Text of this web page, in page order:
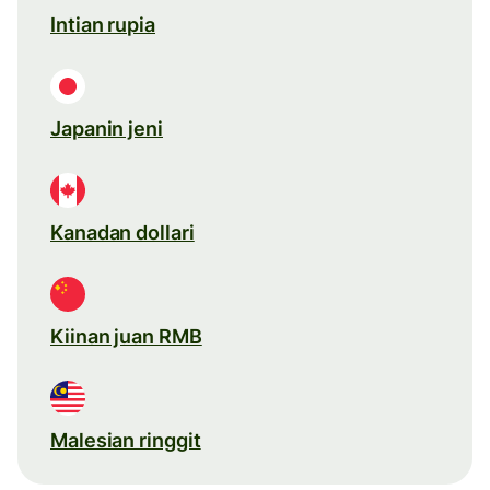
Intian rupia
Japanin jeni
Kanadan dollari
Kiinan juan RMB
Malesian ringgit